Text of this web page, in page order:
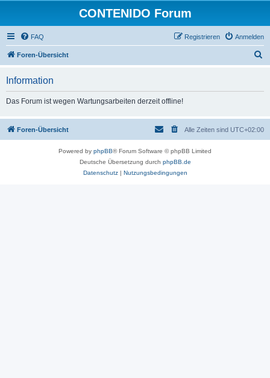
CONTENIDO Forum
FAQ Anmelden
Registrieren
Foren-Übersicht
Information
Das Forum ist wegen Wartungsarbeiten derzeit offline!
Foren-Übersicht Alle Zeiten sind UTC+02:00
Powered by phpBB® Forum Software © phpBB Limited
Deutsche Übersetzung durch phpBB.de
Datenschutz| Nutzungsbedingungen